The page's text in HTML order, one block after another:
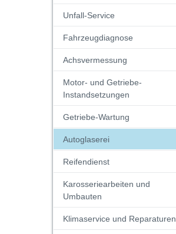
Unfall-Service
Fahrzeugdiagnose
Achsvermessung
Motor- und Getriebe-
Instandsetzungen
Getriebe-Wartung
Autoglaserei
Reifendienst
Karosseriearbeiten und
Umbauten
Klimaservice und Reparaturen